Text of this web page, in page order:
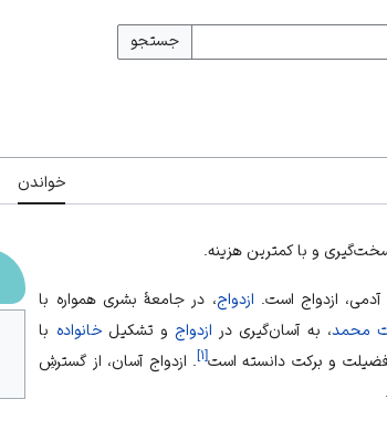
جستجو
خواندن
و با کمترین هزینه.
ازدواج است. ازدواج، در جامعۀ بشری همواره با
محمد، به آسان‌گیری در ازدواج و تشکیلخانواده با
فضیلت و برکت دانسته‌ است[۱]
. ازدواج آسان، از گسترشِ